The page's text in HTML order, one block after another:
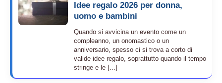
Idee regalo 2026 per donna,
uomo e bambini
Quando si avvicina un evento come un
compleanno, un onomastico o un
anniversario, spesso ci si trova a corto di
valide idee regalo, soprattutto quando il tempo
stringe e le [...]